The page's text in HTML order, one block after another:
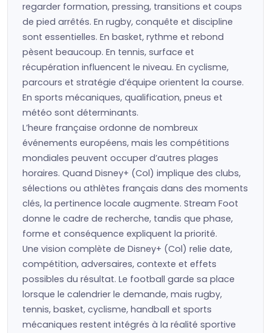
regarder formation, pressing, transitions et coups
de pied arrêtés. En rugby, conquête et discipline
sont essentielles. En basket, rythme et rebond
pèsent beaucoup. En tennis, surface et
récupération influencent le niveau. En cyclisme,
parcours et stratégie d’équipe orientent la course.
En sports mécaniques, qualification, pneus et
météo sont déterminants.
L’heure française ordonne de nombreux
événements européens, mais les compétitions
mondiales peuvent occuper d’autres plages
horaires. Quand Disney+ (Col) implique des clubs,
sélections ou athlètes français dans des moments
clés, la pertinence locale augmente. Stream Foot
donne le cadre de recherche, tandis que phase,
forme et conséquence expliquent la priorité.
Une vision complète de Disney+ (Col) relie date,
compétition, adversaires, contexte et effets
possibles du résultat. Le football garde sa place
lorsque le calendrier le demande, mais rugby,
tennis, basket, cyclisme, handball et sports
mécaniques restent intégrés à la réalité sportive